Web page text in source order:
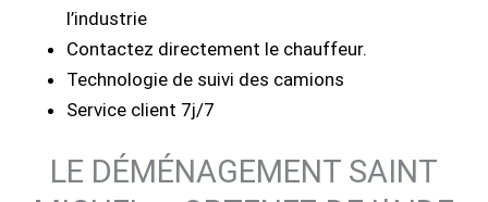
l’industrie
Contactez directement le chauffeur.
Technologie de suivi des camions
Service client 7j/7
LE DÉMÉNAGEMENT SAINT